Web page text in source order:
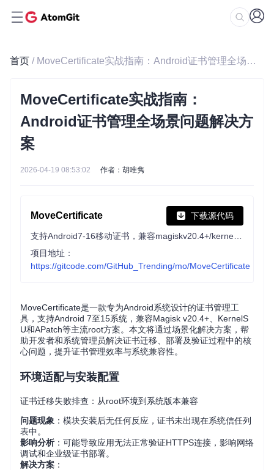
首页 / MoveCertificate实战指南：Android证书管理全场景问题解决方案
MoveCertificate实战指南：
Android证书管理全场景问题解决方
案
2026-04-19 08:53:02 作者：胡唯隽
MoveCertificate 下载源代码
项目地址：
https://gitcode.com/GitHub_Trending/mo/MoveCertificate
MoveCertificate是一款专为Android系统设计的证书管理工
具，支持Android 7至15系统，兼容Magisk v20.4+、KernelS
U和APatch等主流root方案。本文将通过场景化解决方案，帮
助开发者和系统管理员解决证书迁移、部署及验证过程中的核
心问题，提升证书管理效率与系统兼容性。
环境适配与安装配置
证书迁移失败排查：从root环境到系统版本兼容
问题现象 ：模块安装后无任何反应，证书未出现在系统信任列
表中。
影响分析：可能导致应用无法正常验证HTTPS连接，影响网络
调试和企业级证书部署。
解决方案 ：